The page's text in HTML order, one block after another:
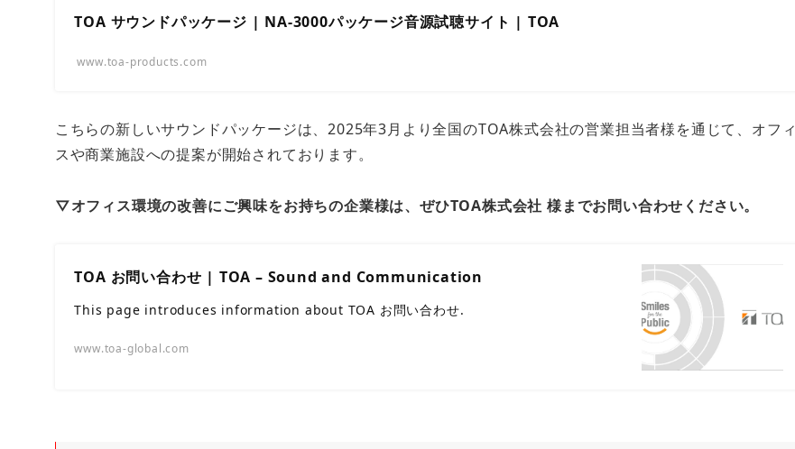
TOA サウンドパッケージ | NA-3000パッケージ音源試聴サイト | TOA
www.toa-products.com
こちらの新しいサウンドパッケージは、2025年3月より全国のTOA株式会社の営業担当者様を通じて、オフィ
スや商業施設への提案が開始されております。
▽オフィス環境の改善にご興味をお持ちの企業様は、ぜひTOA株式会社 様までお問い合わせください。
TOA お問い合わせ | TOA – Sound and Communication
This page introduces information about TOA お問い合わせ.
www.toa-global.com